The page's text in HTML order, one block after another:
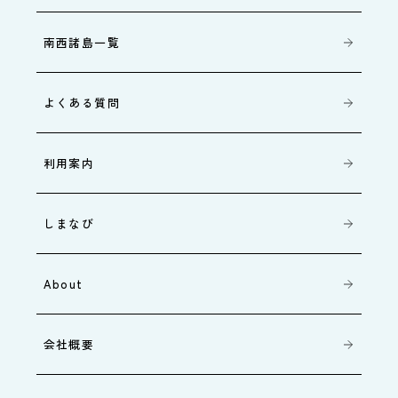
南西諸島一覧
よくある質問
利用案内
しまなび
About
会社概要